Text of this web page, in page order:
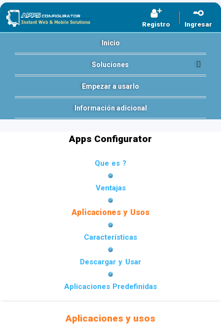
Registro Ingresar
Inicio
Soluciones
Empezar a usarlo
Información adicional
Apps Configurator
Que es ?
Ventajas
Aplicaciones y Usos
Características
Descargar y Usar
Aplicaciones Predefinidas
Aplicaciones y usos